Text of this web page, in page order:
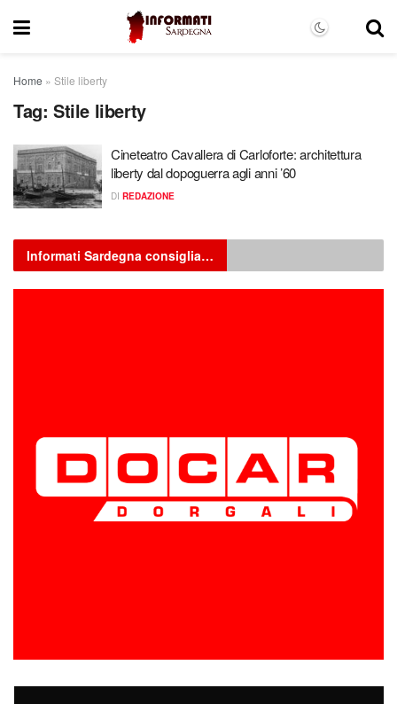
Home » Stile liberty
Tag: Stile liberty
Cineteatro Cavallera di Carloforte: architettura
liberty dal dopoguerra agli anni ’60
DI REDAZIONE
Informati Sardegna consiglia…